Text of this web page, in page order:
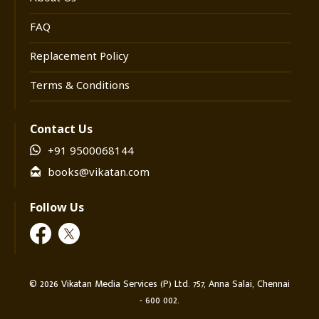
&lsquo;அடக்கியவர்கள் நிலையாக
ஆளப்போவதில்லை!&rsquo; என்பதே கடந்த கால
FAQ
Replacement Policy
Terms & Conditions
Contact Us
+91 9500068144
books@vikatan.com
Follow Us
© 2026 Vikatan Media Services (P) Ltd. 757, Anna Salai, Chennai
- 600 002.